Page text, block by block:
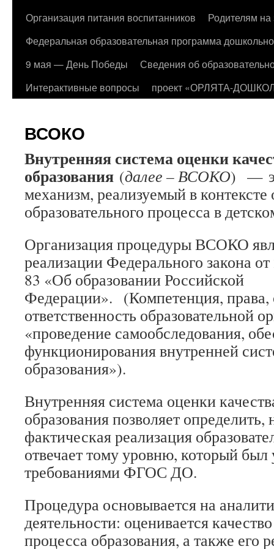
Организация питания воспитанников
Родителям на
Федеральная образовательная программа
9 мая — День Победы
Сведения об
Интерактивные вопросы
проект «ОРЛЯТА-
ВСОКО
Внутренняя система оценки
образования (далее – ВСОКО) —
механизм, реализуемый в
образовательного процесса в
Организация процедуры ВСОКО
реализации Федерального закона
83 «Об образовании Российской
Федерации». (Компетенция, права,
ответственность образовательной
«проведение самообследования,
функционирования внутренней
образования»).
Внутренняя система оценки
образования позволяет определить,
фактическая реализация
отвечает тому уровню, который был
требованиями ФГОС ДО.
Процедура основывается на
деятельности: оценивается
процесса образования, а также его